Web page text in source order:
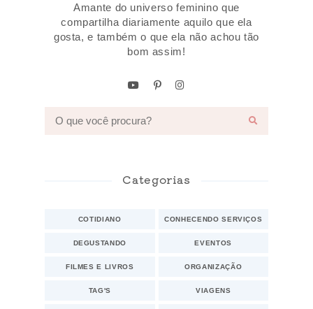
Amante do universo feminino que
compartilha diariamente aquilo que ela
gosta, e também o que ela não achou tão
bom assim!
Categorias
COTIDIANO CONHECENDO SERVIÇOS
DEGUSTANDO EVENTOS
FILMES E LIVROS ORGANIZAÇÃO
TAG'S VIAGENS